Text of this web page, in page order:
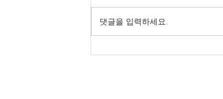
댓글을 입력하세요.